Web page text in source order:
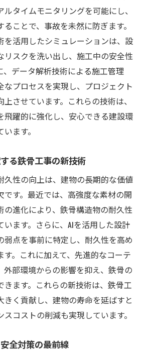
タイムモニタリングを可能にし、
ことで、事故を未然に防ぎます。
を活用したシミュレーションは、設
リスクを洗い出し、施工中の安全性
、データ解析技術による施工管理
なプロセスを実現し、プロジェクト
させています。これらの技術は、
飛躍的に強化し、安心できる建設環
ます。
る鉄骨工事の新技術
久性の向上は、建物の長期的な価値
です。最近では、高強度な素材の開
の進化により、鉄骨構造物の耐久性
ます。さらに、AIを活用した設計
弱点を事前に特定し、耐久性を高め
す。これに加えて、先進的なコーテ
外部環境からの影響を抑え、鉄骨の
きます。これらの新技術は、鉄骨工
きく貢献し、建物の寿命を延ばすと
コストの削減も実現しています。
全対策の最前線